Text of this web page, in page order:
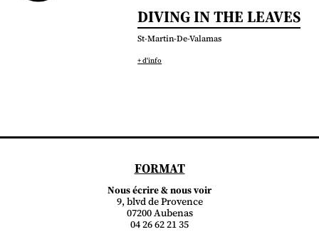
DIVING IN THE LEAVES
St-Martin-De-Valamas
+ d'info
FORMAT
Nous écrire & nous voir
9, blvd de Provence
07200 Aubenas
04 26 62 21 35